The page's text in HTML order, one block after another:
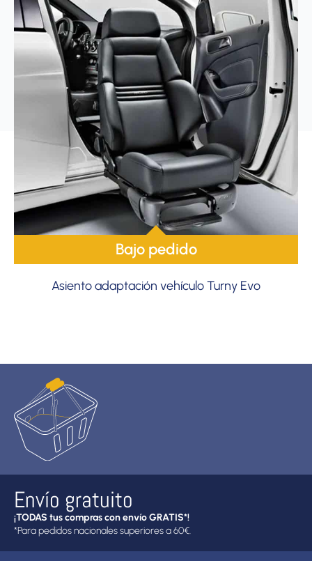
Bajo pedido
Asiento adaptación vehículo Turny Evo
Envío gratuito
¡TODAS tus compras con envío GRATIS*!
*Para pedidos nacionales superiores a 60€.